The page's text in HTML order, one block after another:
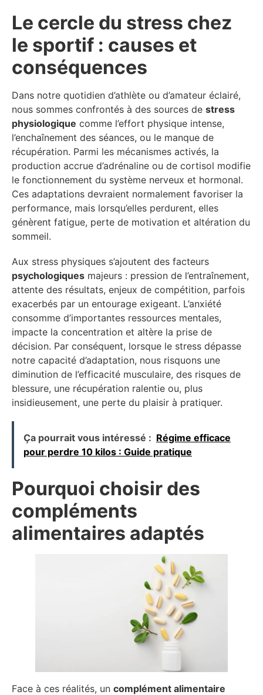
Le cercle du stress chez
le sportif : causes et
conséquences
Dans notre quotidien d’athlète ou d’amateur éclairé,
nous sommes confrontés à des sources de stress
physiologique comme l’effort physique intense,
l’enchaînement des séances, ou le manque de
récupération. Parmi les mécanismes activés, la
production accrue d’adrénaline ou de cortisol modifie
le fonctionnement du système nerveux et hormonal.
Ces adaptations devraient normalement favoriser la
performance, mais lorsqu’elles perdurent, elles
génèrent fatigue, perte de motivation et altération du
sommeil.
Aux stress physiques s’ajoutent des facteurs
psychologiques majeurs : pression de l’entraînement,
attente des résultats, enjeux de compétition, parfois
exacerbés par un entourage exigeant. L’anxiété
consomme d’importantes ressources mentales,
impacte la concentration et altère la prise de
décision. Par conséquent, lorsque le stress dépasse
notre capacité d’adaptation, nous risquons une
diminution de l’efficacité musculaire, des risques de
blessure, une récupération ralentie ou, plus
insidieusement, une perte du plaisir à pratiquer.
Ça pourrait vous intéressé : Régime efficace
pour perdre 10 kilos : Guide pratique
Pourquoi choisir des
compléments
alimentaires adaptés
Face à ces réalités, un complément alimentaire